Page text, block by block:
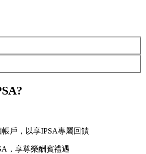
戶，以享IPSA專屬回饋
，享尊榮酬賓禮遇